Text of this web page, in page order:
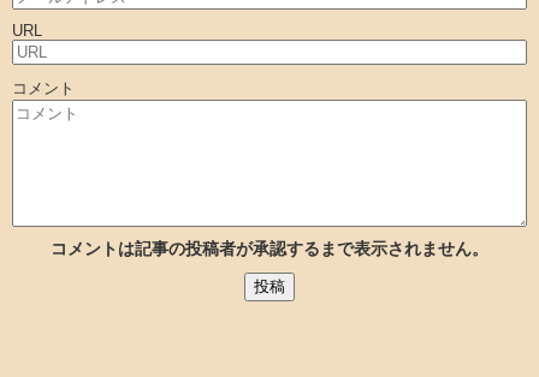
URL
コメント
コメントは記事の投稿者が承認するまで表示されません。